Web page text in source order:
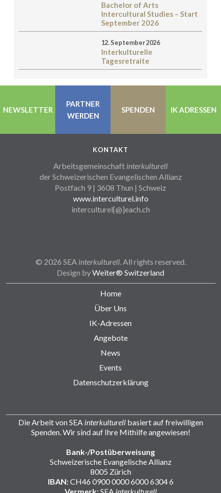
Bachelor of Arts
Intercultural Studies – Start
September 2026
12. September 2026
Interkulturelle
Tagesretraite
NEWSLETTER
PARTNER
WERDEN
SPENDEN IK ADRESSEN
KONTAKT
Arbeitsgemeinschaft interkulturell
der Schweizerischen Evangelischen Allianz
Postfach 9 | 3608 Thun | Schweiz
www.interculturel.info
interculturel[@]each.ch
© 2026 SEA interkulturell. All rights reserved.
Design byWeiter® Switzerland
Home
Über Uns
IK-Adressen
Angebote
News
Events
Datenschutzerklärung
Die Arbeit von SEA interkulturellbasiert auf freiwilligen
Spenden. Wir sind auf Ihre Mithilfe angewiesen!
Bank-/Postüberweisung
Schweizerische Evangelische Allianz
8005 Zürich
IBAN:CH46 0900 0000 6000 6304 6